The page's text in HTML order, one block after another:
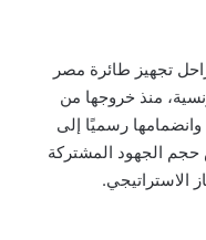
تجهيز طائرة مصر
منذ خروجها من
رسميًا إلى
الجهود المشتركة
الاستراتيجي.